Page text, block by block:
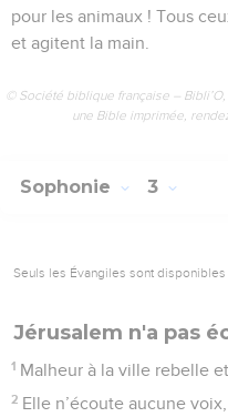
pour les animaux ! Tous
et agitent la main.
© Société biblique française –
une Bible imprimée,
Sophonie 3
Seuls les Évangiles sont
Jérusalem n'a pas
1 Malheur à la ville rebelle
2 Elle n’écoute aucune